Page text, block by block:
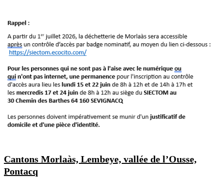
Cantons Morlaàs, Lembeye, vallée de l’Ousse,
Pontacq